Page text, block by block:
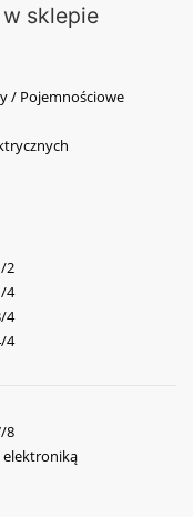
sklepie
/ Pojemnościowe
2
4
4
4
8
elektroniką